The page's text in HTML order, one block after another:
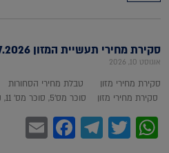
סקירת מחירי תעשיית המזון 29.7.2026
אוגוסט 10, 2026
סקירת מחירי מזון טבלת מחירי הסחורות
סקירת מחירי מזון סוכר מס'5, סוכר מס' 11, קקאו,
WhatsApp
Twitter